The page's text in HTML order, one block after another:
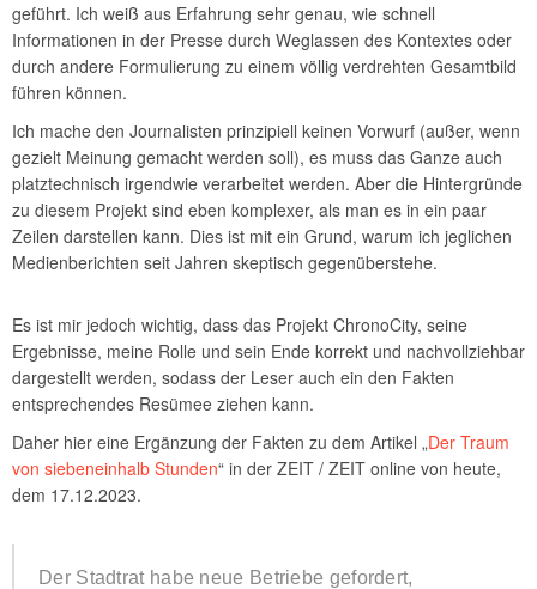
geführt. Ich weiß aus Erfahrung sehr genau, wie schnell
Informationen in der Presse durch Weglassen des Kontextes oder
durch andere Formulierung zu einem völlig verdrehten Gesamtbild
führen können.
Ich mache den Journalisten prinzipiell keinen Vorwurf (außer, wenn
gezielt Meinung gemacht werden soll), es muss das Ganze auch
platztechnisch irgendwie verarbeitet werden. Aber die Hintergründe
zu diesem Projekt sind eben komplexer, als man es in ein paar
Zeilen darstellen kann. Dies ist mit ein Grund, warum ich jeglichen
Medienberichten seit Jahren skeptisch gegenüberstehe.
Es ist mir jedoch wichtig, dass das Projekt ChronoCity, seine
Ergebnisse, meine Rolle und sein Ende korrekt und nachvollziehbar
dargestellt werden, sodass der Leser auch ein den Fakten
entsprechendes Resümee ziehen kann.
Daher hier eine Ergänzung der Fakten zu dem Artikel „Der Traum
von siebeneinhalb Stunden“ in der ZEIT / ZEIT online von heute,
dem 17.12.2023.
Der Stadtrat habe neue Betriebe gefordert,